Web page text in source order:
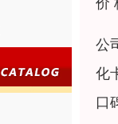
公
化
口